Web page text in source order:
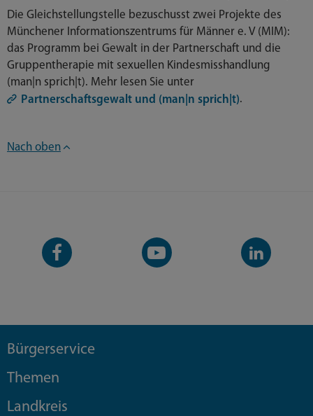
Die Gleichstellungstelle bezuschusst zwei Projekte des
Münchener Informationszentrums für Männer e. V (MIM):
das Programm bei Gewalt in der Partnerschaft und die
Gruppentherapie mit sexuellen Kindesmisshandlung
(man|n sprich|t). Mehr lesen Sie unter
Partnerschaftsgewalt und (man|n sprich|t).
Nach oben
Facebook-
Seite
YouTube-
Kanal
LinkedIn-
Kanal
Bürgerservice
Themen
Landkreis